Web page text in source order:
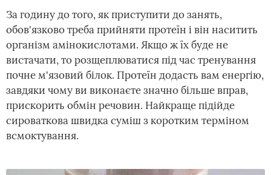
За годину до того, як приступити до занять,
обов'язково треба прийняти протеїн і він наситить
організм амінокислотами. Якщо ж їх буде не
вистачати, то розщеплюватися під час тренування
почне м'язовий білок. Протеїн додасть вам енергію,
завдяки чому ви виконаєте значно більше вправ,
прискорить обмін речовин. Найкраще підійде
сироваткова швидка суміш з коротким терміном
всмоктування.